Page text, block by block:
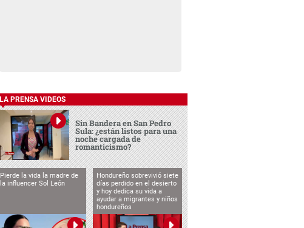
LA PRENSA VIDEOS
Sin Bandera en San Pedro
Sula: ¿están listos para una
noche cargada de
romanticismo?
Pierde la vida la madre de
la influencer Sol León
Hondureño sobrevivió siete
días perdido en el desierto
y hoy dedica su vida a
ayudar a migrantes y niños
hondureños